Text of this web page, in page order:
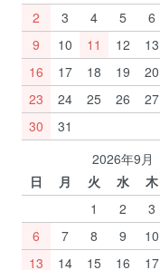
2
3 4 5 6
9
10 11 12 13
16
17 18 19 20
23
24 25 26 27
30
31
2026年9月
日
月 火 水 木
1
2 3
6
7 8 9 10
13
14 15 16 17